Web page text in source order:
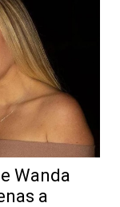
Wanda
a